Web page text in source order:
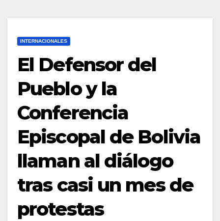
INTERNACIONALES
El Defensor del
Pueblo y la
Conferencia
Episcopal de Bolivia
llaman al diálogo
tras casi un mes de
protestas